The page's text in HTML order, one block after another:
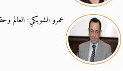
عمرو الشوبكي: العالم